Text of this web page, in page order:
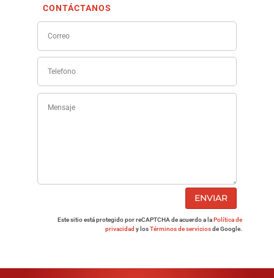
CONTÁCTANOS
ENVIAR
Este sitio está protegido por reCAPTCHA de acuerdo a laPolítica de
privacidad y losTérminos de serviciosde Google.